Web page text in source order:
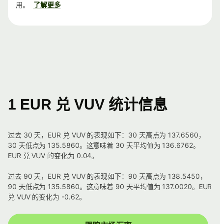
用。
了解更多
1 EUR 兑 VUV 统计信息
过去 30 天，EUR 兑 VUV 的表现如下：30 天高点为 137.6560，
30 天低点为 135.5860。这意味着 30 天平均值为 136.6762。
EUR 兑 VUV 的变化为 0.04。
过去 90 天，EUR 兑 VUV 的表现如下：90 天高点为 138.5450，
90 天低点为 135.5860。这意味着 90 天平均值为 137.0020。EUR
兑 VUV 的变化为 -0.62。